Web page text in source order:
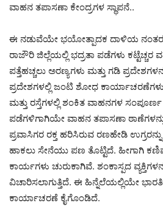
ವಾಹನ ತಪಾಸಣಾ ಕೇಂದ್ರಗಳ ಸ್ಥಾಪನೆ..
ಈ ನಡುವೆಯೇ ಭಯೋತ್ಪಾದಕ ದಾಳಿಯ ನಂತರ
ರಾಜೌರಿ ಜಿಲ್ಲೆಯಲ್ಲಿ ಭದ್ರತಾ ಪಡೆಗಳು ಕಟ್ಟೆಚ್ಚರ
ಪತ್ತೆಹಚ್ಚಲು ಅರಣ್ಯಗಳು ಮತ್ತು ಗಡಿ
ಪ್ರದೇಶಗಳಲ್ಲಿ ಜಂಟಿ ಶೋಧ ಕಾರ್ಯಾಚರಣೆಗಳು
ಮತ್ತು ರಸ್ತೆಗಳಲ್ಲಿ ಶಂಕಿತ ವಾಹನಗಳ ಸಂಪೂರ್ಣ
ಪಡೆಗಳಿಗಾಗಿಯೇ ವಾಹನ ತಪಾಸಣಾ
ಪ್ರವಾಸಿಗರ ರಕ್ತ ಹರಿಸಿರುವ ರಣಹೇಡಿ
ಹಾಕಲು ಸೇನೆಯು ಪಣ ತೊಟ್ಟಿದೆ. ಹೀಗಾಗಿ
ಕಾರ್ಯಗಳು ಚುರುಕಾಗಿವೆ. ಶಂಕಾಸ್ಪದ
ವಿಚಾರಿಸಲಾಗುತ್ತಿದೆ. ಈ ಹಿನ್ನೆಲೆಯಲ್ಲಿಯೇ
ಕಾರ್ಯಾಚರಣೆ ಕೈಗೊಂಡಿದೆ.